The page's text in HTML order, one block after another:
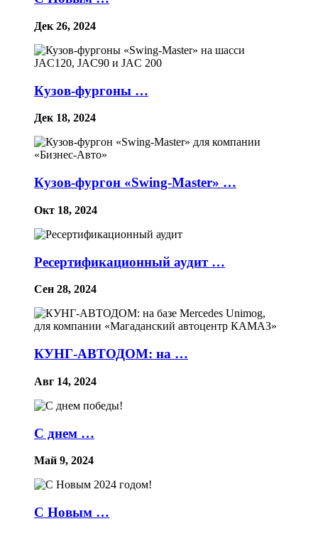
Дек 26, 2024
Кузов-фургоны …
Дек 18, 2024
Кузов-фургон «Swing-Master» …
Окт 18, 2024
Ресертификационный аудит …
Сен 28, 2024
КУНГ-АВТОДОМ: на …
Авг 14, 2024
С днем …
Май 9, 2024
С Новым …